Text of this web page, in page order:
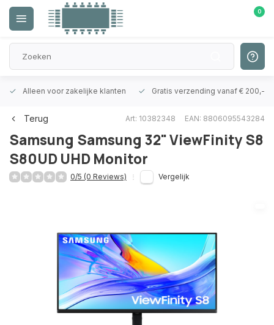
0
Alleen voor zakelijke klanten Gratis verzending vanaf € 200,-
Terug Art: 10382348 EAN: 8806095543284
Samsung Samsung 32" ViewFinity S8
S80UD UHD Monitor
0/5 (0 Reviews) Vergelijk